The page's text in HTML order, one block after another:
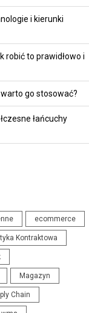
i kierunki
robić to prawidłowo i
go stosować?
łańcuchy
ecommerce
Kontraktowa
Magazyn
Chain